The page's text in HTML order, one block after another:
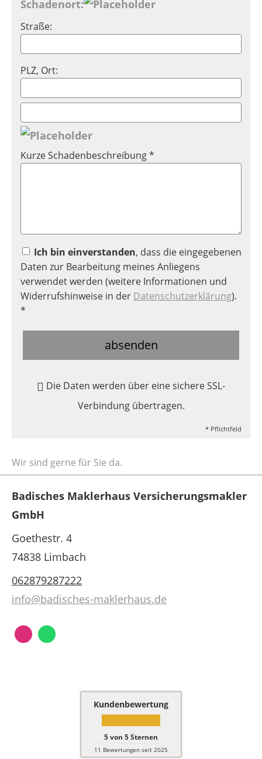
Schadenort:
Straße:
PLZ, Ort:
Kurze Schadenbeschreibung *
Ich bin einverstanden, dass die eingegebenen
Daten zur Bearbeitung meines Anliegens
verwendet werden (weitere Informationen und
Widerrufshinweise in der Datenschutzerklärung).
*
absenden
Die Daten werden über eine sichere SSL-
Verbindung übertragen.
* Pflichtfeld
Wir sind gerne für Sie da.
Badisches Maklerhaus Versicherungsmakler
GmbH
Goethestr. 4
74838 Limbach
062879287222
info@badisches-maklerhaus.de
Kundenbewertung
5von 5Sternen
11 Bewertungen seit 2025